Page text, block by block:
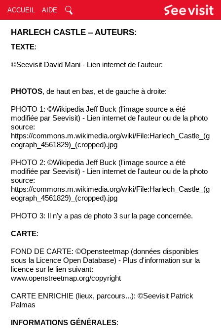
ACCUEIL AIDE
HARLECH CASTLE ‒ AUTEURS:
TEXTE:
©Seevisit David Mani - Lien internet de l'auteur:
PHOTOS, de haut en bas, et de gauche à droite:
PHOTO 1: ©Wikipedia Jeff Buck (l'image source a été
modifiée par Seevisit) - Lien internet de l'auteur ou de la photo
source:
https://commons.m.wikimedia.org/wiki/File:Harlech_Castle_(g
eograph_4561829)_(cropped).jpg
PHOTO 2: ©Wikipedia Jeff Buck (l'image source a été
modifiée par Seevisit) - Lien internet de l'auteur ou de la photo
source:
https://commons.m.wikimedia.org/wiki/File:Harlech_Castle_(g
eograph_4561829)_(cropped).jpg
PHOTO 3: Il n'y a pas de photo 3 sur la page concernée.
CARTE:
FOND DE CARTE: ©Opensteetmap (données disponibles
sous la Licence Open Database) - Plus d'information sur la
licence sur le lien suivant:
www.openstreetmap.org/copyright
CARTE ENRICHIE (lieux, parcours...): ©Seevisit Patrick
Palmas
INFORMATIONS GÉNÉRALES: